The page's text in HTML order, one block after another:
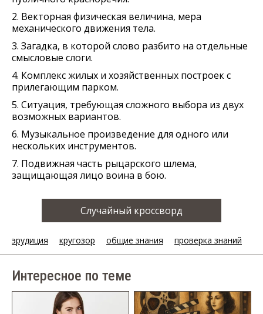
2. Векторная физическая величина, мера
механического движения тела.
3. Загадка, в которой слово разбито на отдельные
смысловые слоги.
4. Комплекс жилых и хозяйственных построек с
прилегающим парком.
5. Ситуация, требующая сложного выбора из двух
возможных вариантов.
6. Музыкальное произведение для одного или
нескольких инструментов.
7. Подвижная часть рыцарского шлема,
защищающая лицо воина в бою.
Случайный кроссворд
эрудиция кругозор общие знания проверка знаний
Интересное по теме